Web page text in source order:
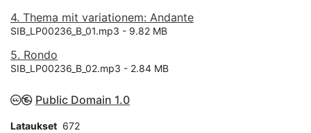
4. Thema mit variationem: Andante
SIB_LP00236_B_01.mp3 - 9.82 MB
5. Rondo
SIB_LP00236_B_02.mp3 - 2.84 MB
Public Domain 1.0
Lataukset 672